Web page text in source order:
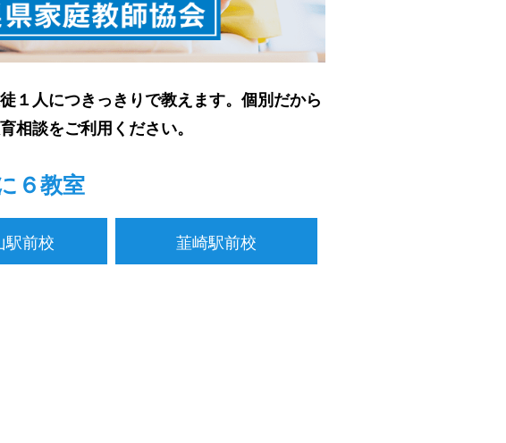
１人につきっきりで教えます。個別だから
相談をご利用ください。
６教室
駅前校 韮崎駅前校